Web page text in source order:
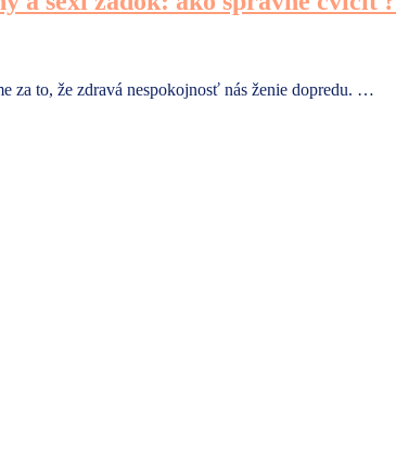
za to, že zdravá nespokojnosť nás ženie dopredu. …